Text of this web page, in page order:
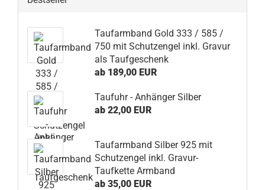
Taufarmband Gold 333 / 585 /
750 mit Schutzengel inkl. Gravur
als Taufgeschenk
ab 189,00 EUR
Taufuhr - Anhänger Silber
ab 22,00 EUR
Taufarmband Silber 925 mit
Schutzengel inkl. Gravur-
Taufkette Armband
ab 35,00 EUR